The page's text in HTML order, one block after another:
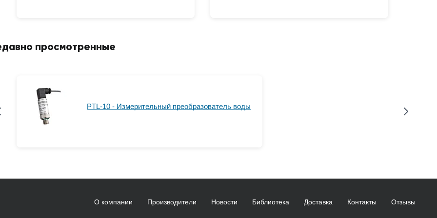
просмотренные
PTL-10 - Измерительный преобразователь воды
О компании Производители Новости Библиотека Доставка Контакты Отзывы